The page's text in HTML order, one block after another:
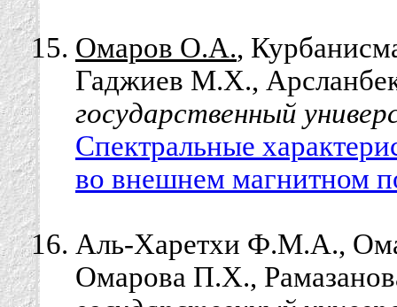
Омаров О.А.,
Гаджиев М.Х.,
государственный
Спектральные
во внешнем магнитном
Аль-Харетхи Ф.М.А.,
Омарова П.Х.,